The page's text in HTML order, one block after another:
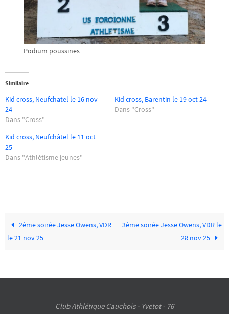
Podium poussines
Similaire
Kid cross, Neufchatel le 16 nov
24
Dans "Cross"
Kid cross, Barentin le 19 oct 24
Dans "Cross"
Kid cross, Neufchâtel le 11 oct
25
Dans "Athlétisme jeunes"
2ème soirée Jesse Owens, VDR
le 21 nov 25
3ème soirée Jesse Owens, VDR le
28 nov 25
Club Athlétique Cauchois - Yvetot - 76